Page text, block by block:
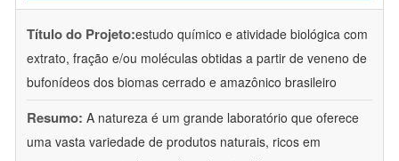
Título do Projeto:estudo químico e atividade biológica com
extrato, fração e/ou moléculas obtidas a partir de veneno de
bufonídeos dos biomas cerrado e amazônico brasileiro
Resumo: A natureza é um grande laboratório que oferece
uma vasta variedade de produtos naturais, ricos em